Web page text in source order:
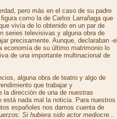
pero más en el caso de su padre
como la de Carlos Larrañaga que
vivía de lo obtenido en un par de
series televisivas y alguna obra de
precisamente. Aunque, declaraban -el
economía de su último matrimonio lo
de una importante multinacional de
alguna obra de teatro y algo de
que trabajar y
la dirección de una de nuestras
nada mal la noticia. Para nuestros
españoles nos damos cuenta de
Si hubiera sido actor mediocre...